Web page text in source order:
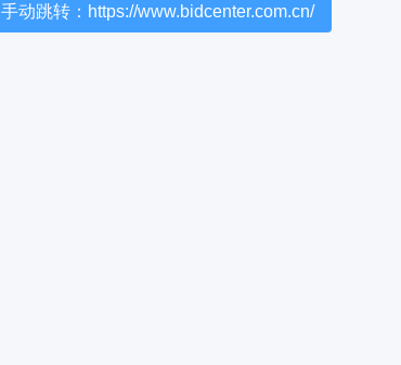
手动跳转：https://www.bidcenter.com.cn/